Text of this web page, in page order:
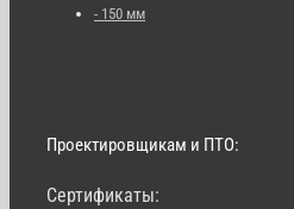
- 150 мм
Проектировщикам и ПТО:
Сертификаты: